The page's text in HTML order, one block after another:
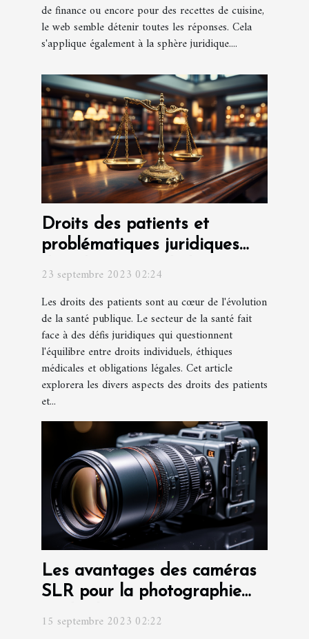
de finance ou encore pour des recettes de cuisine,
le web semble détenir toutes les réponses. Cela
s'applique également à la sphère juridique....
Droits des patients et
problématiques juridiques
23 septembre 2023 02:24
Les droits des patients sont au cœur de l'évolution
de la santé publique. Le secteur de la santé fait
face à des défis juridiques qui questionnent
l'équilibre entre droits individuels, éthiques
médicales et obligations légales. Cet article
explorera les divers aspects des droits des patients
et...
Les avantages des caméras
SLR pour la photographie
médicale
15 septembre 2023 02:22